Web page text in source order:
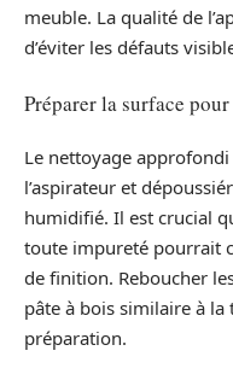
meuble. La qualité de
d’éviter les défauts
Préparer la surface
Le nettoyage
l’aspirateur et
humidifié. Il est crucial
toute impureté pourrait
de finition. Reboucher
pâte à bois similaire à
préparation.